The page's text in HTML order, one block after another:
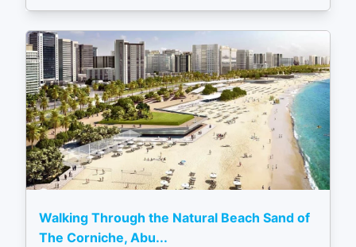
Walking Through the Natural Beach Sand of
The Corniche, Abu...